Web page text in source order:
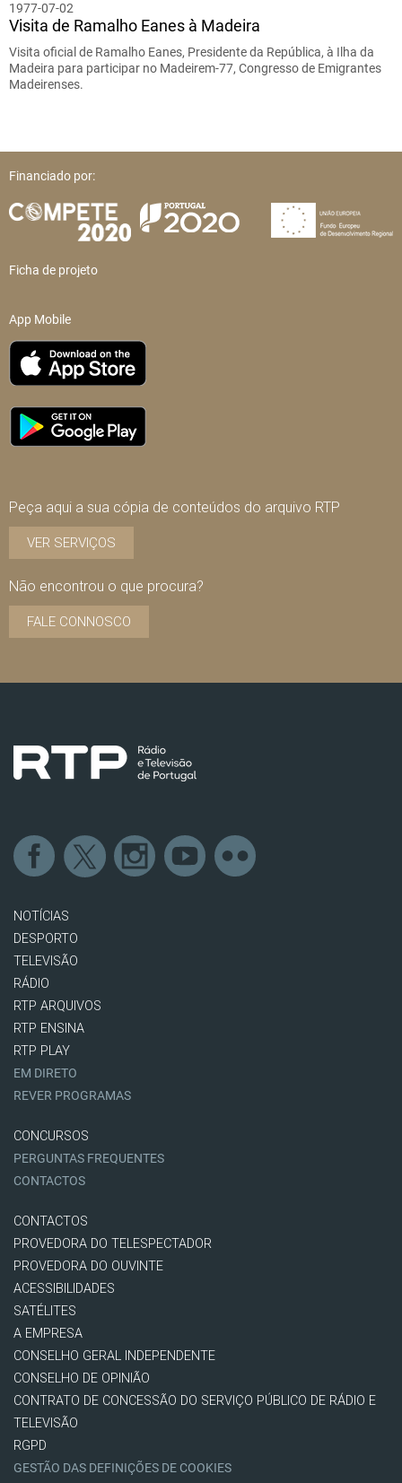
1977-07-02
Visita de Ramalho Eanes à Madeira
Visita oficial de Ramalho Eanes, Presidente da República, à Ilha da
Madeira para participar no Madeirem-77, Congresso de Emigrantes
Madeirenses.
Financiado por:
Ficha de projeto
App Mobile
Peça aqui a sua cópia de conteúdos do arquivo RTP
VER SERVIÇOS
Não encontrou o que procura?
FALE CONNOSCO
NOTÍCIAS
DESPORTO
TELEVISÃO
RÁDIO
RTP ARQUIVOS
RTP ENSINA
RTP PLAY
EM DIRETO
REVER PROGRAMAS
CONCURSOS
PERGUNTAS FREQUENTES
CONTACTOS
CONTACTOS
PROVEDORA DO TELESPECTADOR
PROVEDORA DO OUVINTE
ACESSIBILIDADES
SATÉLITES
A EMPRESA
CONSELHO GERAL INDEPENDENTE
CONSELHO DE OPINIÃO
CONTRATO DE CONCESSÃO DO SERVIÇO PÚBLICO DE RÁDIO E
TELEVISÃO
RGPD
GESTÃO DAS DEFINIÇÕES DE COOKIES